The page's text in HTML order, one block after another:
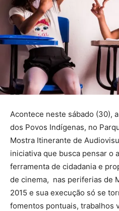
Acontece neste sábado (30),
dos Povos Indígenas, no
Mostra Itinerante de
iniciativa que busca pensar o
ferramenta de cidadania e
de cinema, nas periferias de
2015 e sua execução só se
fomentos pontuais, trabalhos